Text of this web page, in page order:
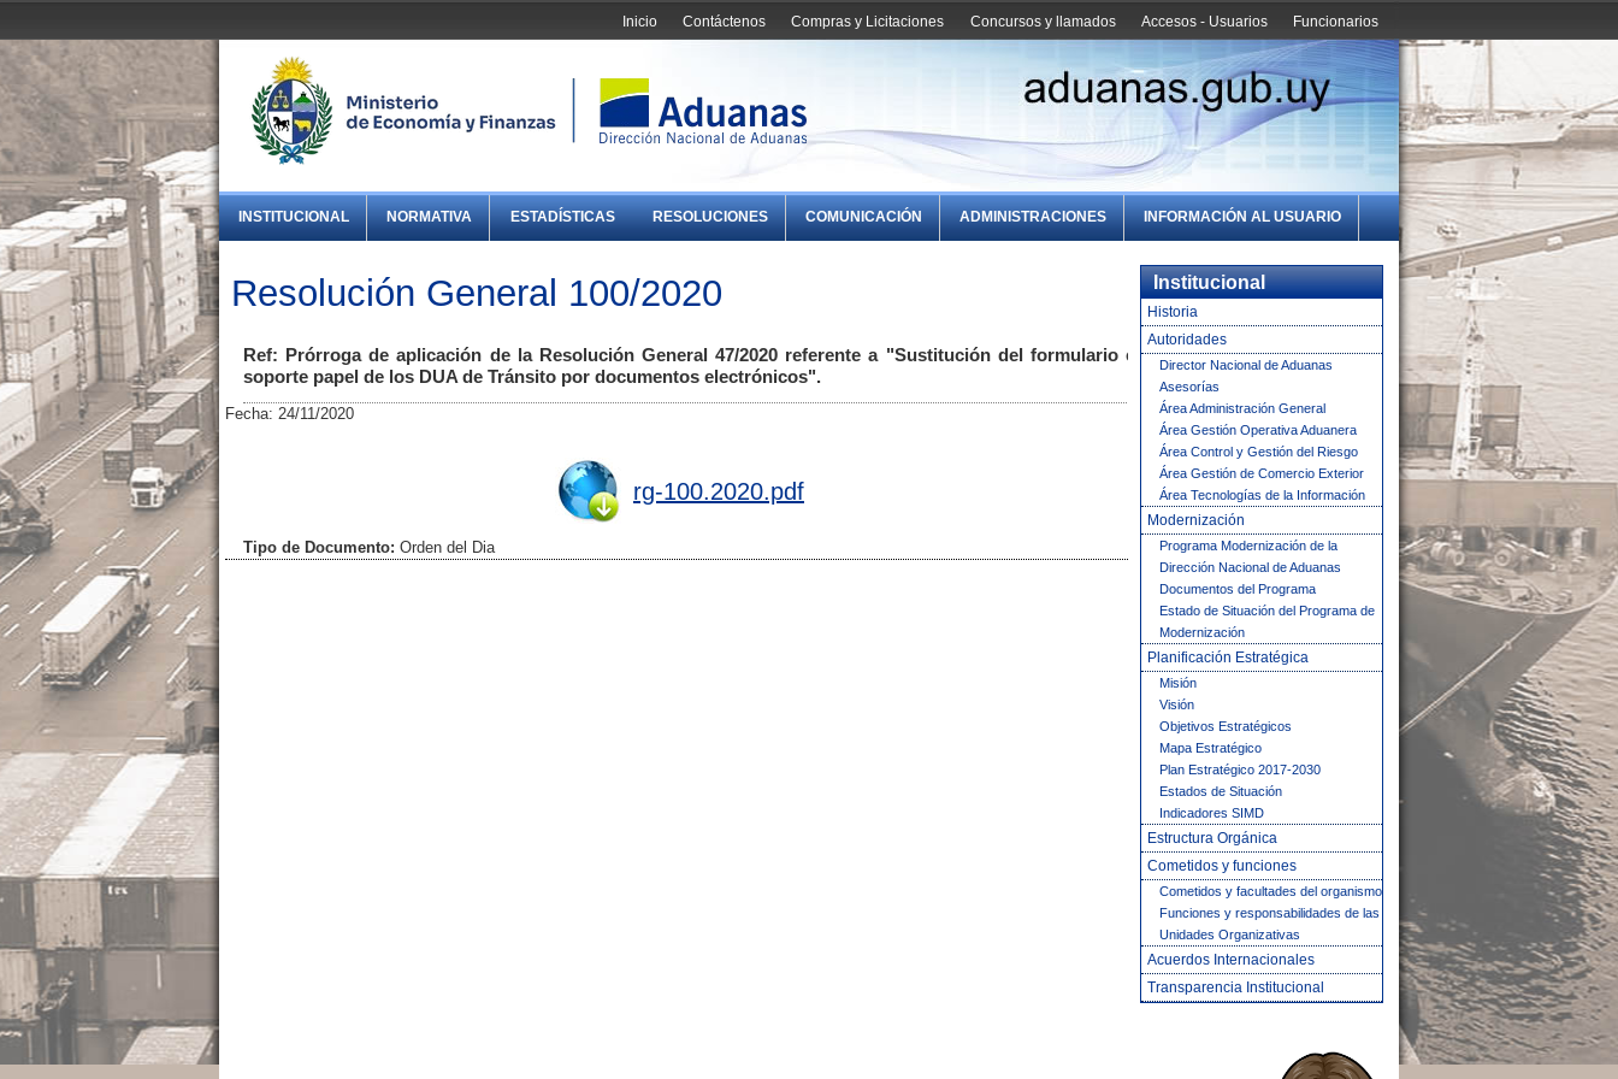
Funcionarios
Accesos - Usuarios
Concursos y llamados
Compras y Licitaciones
Contáctenos
Inicio
INSTITUCIONAL NORMATIVA ESTADÍSTICAS RESOLUCIONES COMUNICACIÓN ADMINISTRACIONES INFORMACIÓN AL USUARIO
Resolución General 100/2020
Ref: Prórroga de aplicación de la Resolución General 47/2020 referente a "Sustitución del formulario en
soporte papel de los DUA de Tránsito por documentos electrónicos".
Fecha: 24/11/2020
rg-100.2020.pdf
Tipo de Documento: Orden del Dia
Institucional
Historia
Autoridades
Director Nacional de Aduanas
Asesorías
Área Administración General
Área Gestión Operativa Aduanera
Área Control y Gestión del Riesgo
Área Gestión de Comercio Exterior
Área Tecnologías de la Información
Modernización
Programa Modernización de la
Dirección Nacional de Aduanas
Documentos del Programa
Estado de Situación del Programa de
Modernización
Planificación Estratégica
Misión
Visión
Objetivos Estratégicos
Mapa Estratégico
Plan Estratégico 2017-2030
Estados de Situación
Indicadores SIMD
Estructura Orgánica
Cometidos y funciones
Cometidos y facultades del organismo
Funciones y responsabilidades de las
Unidades Organizativas
Acuerdos Internacionales
Transparencia Institucional